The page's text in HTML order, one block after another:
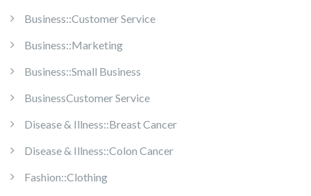
Business::Customer Service
Business::Marketing
Business::Small Business
BusinessCustomer Service
Disease & Illness::Breast Cancer
Disease & Illness::Colon Cancer
Fashion::Clothing